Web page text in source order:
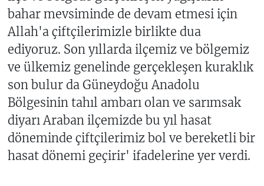
bahar mevsiminde de devam etmesi için
Allah'a çiftçilerimizle birlikte dua
ediyoruz. Son yıllarda ilçemiz ve bölgemiz
ve ülkemiz genelinde gerçekleşen kuraklık
son bulur da Güneydoğu Anadolu
Bölgesinin tahıl ambarı olan ve sarımsak
diyarı Araban ilçemizde bu yıl hasat
döneminde çiftçilerimiz bol ve bereketli bir
hasat dönemi geçirir' ifadelerine yer verdi.